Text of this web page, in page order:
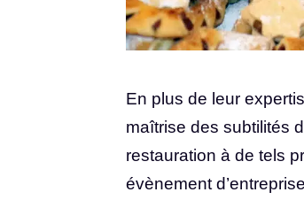
En plus de leur
maîtrise des subtilités
restauration à de tels
évènement